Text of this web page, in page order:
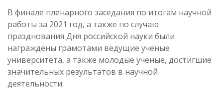
В финале пленарного заседания по итогам научной
работы за 2021 год, а также по случаю
празднования Дня российской науки были
награждены грамотами ведущие ученые
университета, а также молодые ученые, достигшие
значительных результатов в научной
деятельности.